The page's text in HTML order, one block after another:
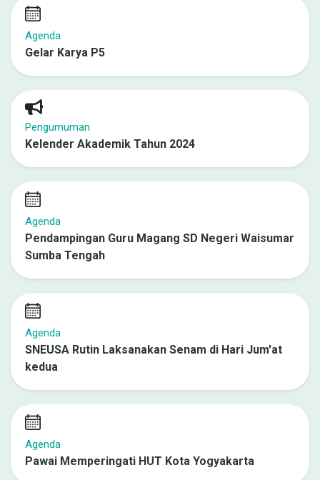
Agenda
Gelar Karya P5
Pengumuman
Kelender Akademik Tahun 2024
Agenda
Pendampingan Guru Magang SD Negeri Waisumar
Sumba Tengah
Agenda
SNEUSA Rutin Laksanakan Senam di Hari Jum'at
kedua
Agenda
Pawai Memperingati HUT Kota Yogyakarta